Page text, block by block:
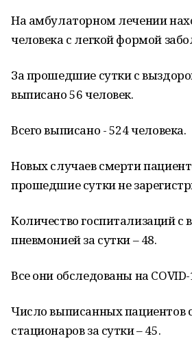
На амбулаторном лечении
человека с легкой формой
За прошедшие сутки с
выписано 56 человек.
Всего выписано - 524 человека.
Новых случаев смерти
прошедшие сутки не
Количество госпитализаций с
пневмонией за сутки – 48.
Все они обследованы на COVID-
Число выписанных пациентов
стационаров за сутки – 45.